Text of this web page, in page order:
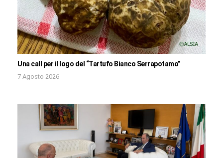
Una call per il logo del “Tartufo Bianco Serrapotamo”
7 Agosto 2026